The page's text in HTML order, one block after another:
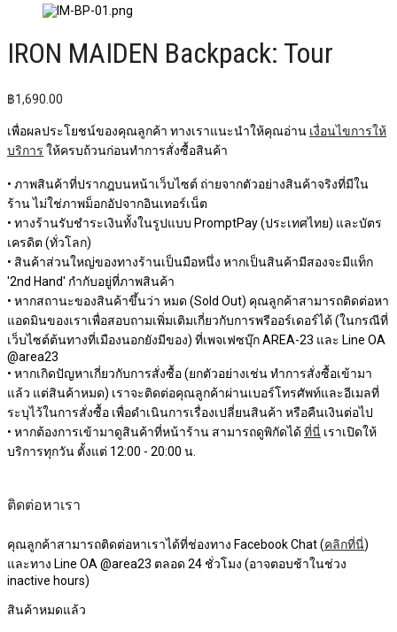
IRON MAIDEN Backpack: Tour
฿1,690.00
เพื่อผลประโยชน์ของคุณลูกค้า ทางเราแนะนำให้คุณอ่าน เงื่อนไขการให้
บริการ ให้ครบถ้วนก่อนทำการสั่งซื้อสินค้า
• ภาพสินค้าที่ปรากฎบนหน้าเว็บไซต์ ถ่ายจากตัวอย่างสินค้าจริงที่มีใน
ร้าน ไม่ใช่ภาพม็อกอัปจากอินเทอร์เน็ต
• ทางร้านรับชำระเงินทั้งในรูปแบบ PromptPay (ประเทศไทย) และบัตร
เครดิต (ทั่วโลก)
• สินค้าส่วนใหญ่ของทางร้านเป็นมือหนึ่ง หากเป็นสินค้ามีสองจะมีแท็ก
'2nd Hand' กำกับอยู่ที่ภาพสินค้า
• หากสถานะของสินค้าขึ้นว่า หมด (Sold Out) คุณลูกค้าสามารถติดต่อหา
แอดมินของเราเพื่อสอบถามเพิ่มเติมเกี่ยวกับการพรีออร์เดอร์ได้ (ในกรณีที่
เว็บไซต์ต้นทางที่เมืองนอกยังมีของ) ที่เพจเฟซบุ๊ก AREA-23 และ Line OA
@area23
• หากเกิดปัญหาเกี่ยวกับการสั่งซื้อ (ยกตัวอย่างเช่น ทำการสั่งซื้อเข้ามา
แล้ว แต่สินค้าหมด) เราจะติดต่อคุณลูกค้าผ่านเบอร์โทรศัพท์และอีเมลที่
ระบุไว้ในการสั่งซื้อ เพื่อดำเนินการเรื่องเปลี่ยนสินค้า หรือคืนเงินต่อไป
• หากต้องการเข้ามาดูสินค้าที่หน้าร้าน สามารถดูพิกัดได้ ที่นี่ เราเปิดให้
บริการทุกวัน ตั้งแต่ 12:00 - 20:00 น.
ติดต่อหาเรา
คุณลูกค้าสามารถติดต่อหาเราได้ที่ช่องทาง Facebook Chat (คลิกที่นี่)
และทาง Line OA @area23 ตลอด 24 ชั่วโมง (อาจตอบช้าในช่วง
inactive hours)
สินค้าหมดแล้ว